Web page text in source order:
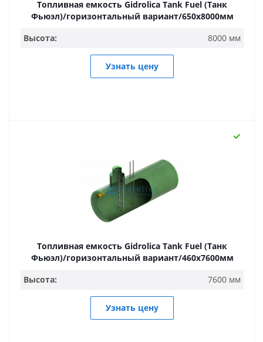
Топливная емкость Gidrolica Tank Fuel (Танк
Фьюэл)/горизонтальный вариант/650х8000мм
Высота:
8000 мм
Узнать цену
Топливная емкость Gidrolica Tank Fuel (Танк
Фьюэл)/горизонтальный вариант/460х7600мм
Высота:
7600 мм
Узнать цену